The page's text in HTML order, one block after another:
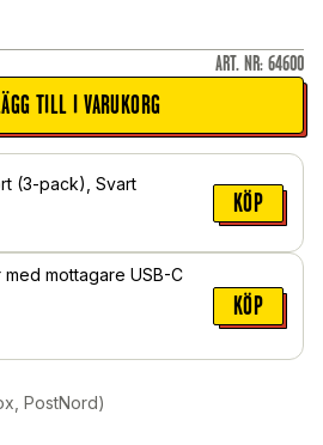
ART. NR: 64600
TILL I VARUKORG
(3-pack), Svart
KÖP
mottagare USB-C
KÖP
PostNord)